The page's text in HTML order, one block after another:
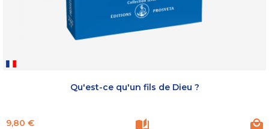
Qu'est-ce qu'un fils de Dieu ?
Prix
9,80 €